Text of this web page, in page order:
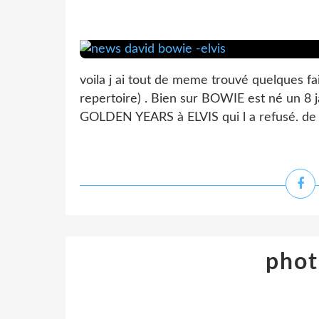
voila j ai tout de meme trouvé quelques
repertoire) . Bien sur BOWIE est né un 8
GOLDEN YEARS à ELVIS qui l a refusé.